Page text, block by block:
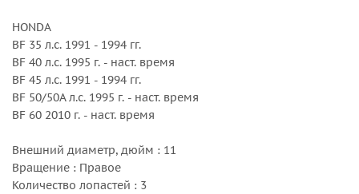
HONDA
BF 35 л.с. 1991 - 1994 гг.
BF 40 л.с. 1995 г. - наст. время
BF 45 л.с. 1991 - 1994 гг.
BF 50/50A л.с. 1995 г. - наст. время
BF 60 2010 г. - наст. время
Внешний диаметр, дюйм : 11
Вращение : Правое
Количество лопастей : 3